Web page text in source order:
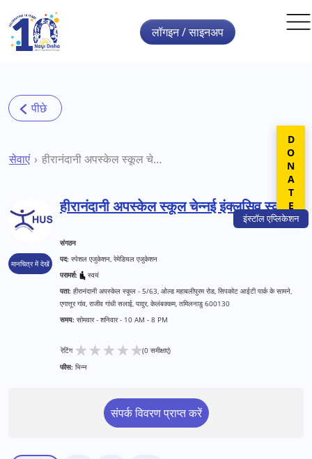
Skip to main content
इंस्टॉलएप्लिकेशन
लॉगइन / साइनअप
सेवाएं हीरानंदानी अपस्केल स्कूल चेन्नई इंक्लूसिव स्कूल
मानचित्र में देखें
हीरानंदानी अपस्केल स्कूल चेन्नई इंक्लूसिव स्कूल
संगठन
पद: स्पेशल एजुकेशन, रेमेडियल एजुकेशन
परामर्श:
स्वयं
पता: हीरानंदानी अपस्केल स्कूल - 5/63, ओल्ड महाबलीपुरम रोड, सिपकोट आईटी पार्क के सामने,
एगात्तूर गांव, राजीव गांधी सलाई, पादुर, केलंबक्कम, तमिलनाडु 600130
समय: सोमवार - शनिवार - 10 AM - 8 PM
रेटिंग ★★★★★(0 समीक्षाएं)
फीस: भिन्न
संपर्क विवरण प्राप्त करें
DONATE